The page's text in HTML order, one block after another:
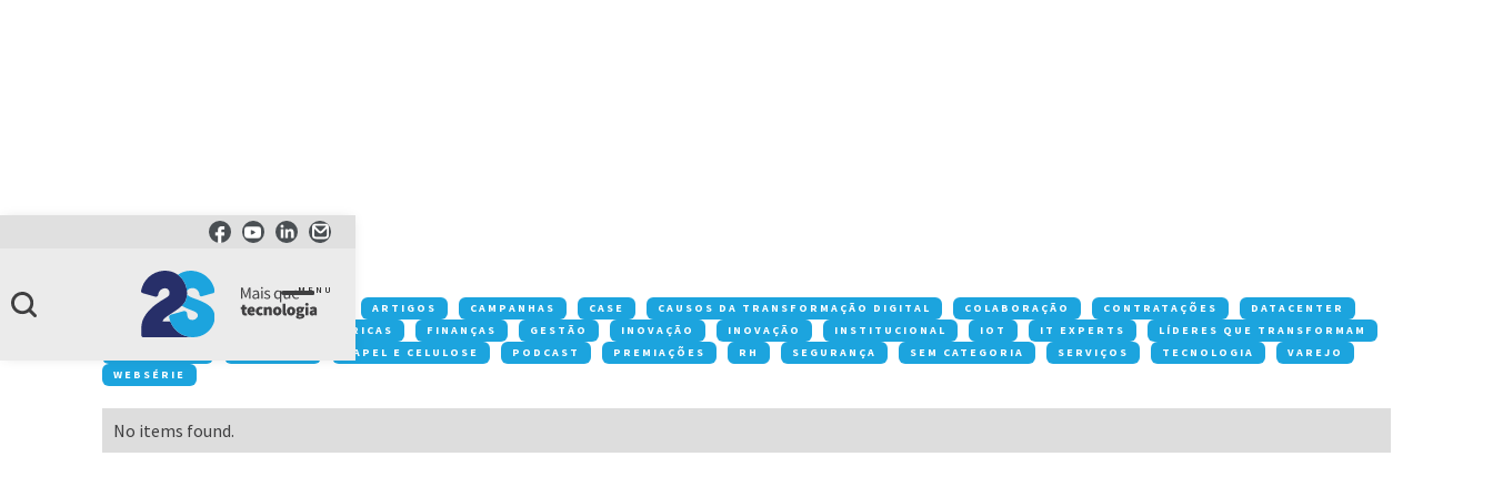
MENU
tecnologia
Conteúdos: ACONTECE NA 2S ARTIGOS CAMPANHAS CASE CAUSOS DA TRANSFORMAÇÃO DIGITAL COLABORAÇÃO CONTRATAÇÕES
DATACENTER
DESTAQUE
FÁBRICAS FINANÇAS GESTÃO INOVAÇÃO INOVAÇÃO INSTITUCIONAL IOT IT EXPERTS
LÍDERES QUE TRANSFORMAM
PAPEL E CELULOSE PODCAST PREMIAÇÕES RH SEGURANÇA SEM CATEGORIA SERVIÇOS TECNOLOGIA
VAREJO
WEBSÉRIE
No items found.